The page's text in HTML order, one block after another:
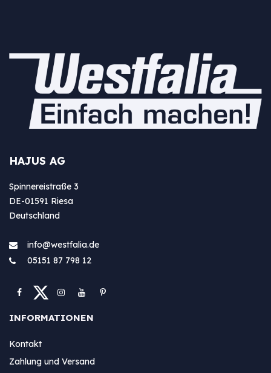
HAJUS AG
Spinnereistraße 3
DE-01591 Riesa
Deutschland
info@westfa​lia.de
05151 87 798 12
INFORMATIONEN
Kontakt
Zahlung und Versand